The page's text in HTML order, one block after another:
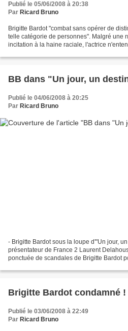
Publié le 05/06/2008 à 20:38
Par Ricard Bruno
Brigitte Bardot "combat sans opérer de
telle catégorie de personnes". Malgré une
incitation à la haine raciale, l'actrice
BB dans "Un jour, un
Publié le 04/06/2008 à 20:25
Par Ricard Bruno
- Brigitte Bardot sous la loupe d'"Un jour,
présentateur de France 2 Laurent
ponctuée de scandales de Brigitte Bardot
Brigitte Bardot condamné !
Publié le 03/06/2008 à 22:49
Par Ricard Bruno